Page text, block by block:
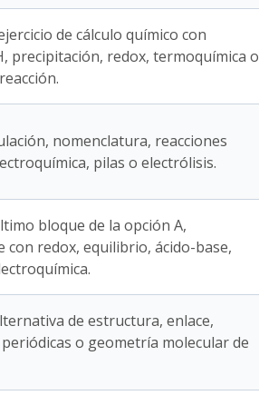
de cálculo químico con
precipitación, redox, termoquímica o
nomenclatura, reacciones
pilas o electrólisis.
bloque de la opción A,
con redox, equilibrio, ácido-base,
de estructura, enlace,
o geometría molecular de